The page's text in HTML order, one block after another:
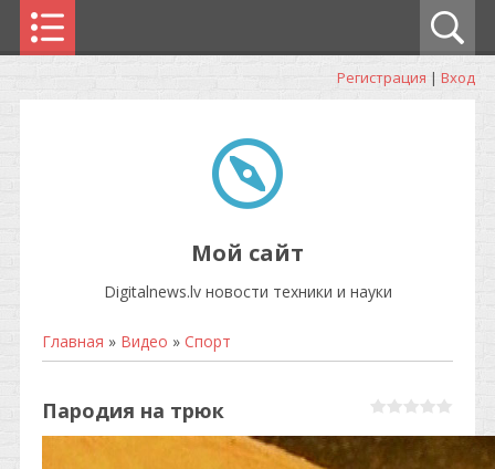
Регистрация | Вход
Мой сайт
Digitalnews.lv новости техники и науки
Главная » Видео » Спорт
Пародия на трюк